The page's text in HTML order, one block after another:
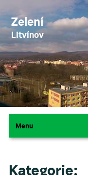
Zelení
Litvínov
Menu
Kategorie: